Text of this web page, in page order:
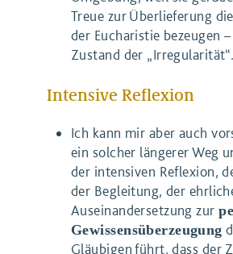
Treue zur Überlieferung
der Eucharistie bezeugen
Zustand der „Irregularität“.
Intensive Reflexion
Ich kann mir aber auch
ein solcher längerer Weg
der intensiven Reflexion,
der Begleitung, der
Auseinandersetzung zur
Gewissensüberzeugung
Gläubigen führt, dass der